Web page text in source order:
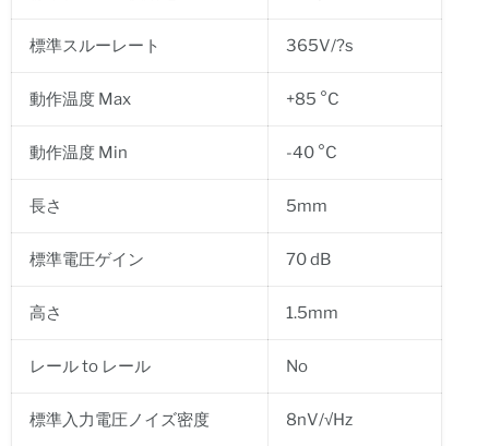
標準スルーレート 365V/?s
動作温度 Max +85 °C
動作温度 Min -40 °C
長さ 5mm
標準電圧ゲイン 70 dB
高さ 1.5mm
レール to レール No
標準入力電圧ノイズ密度 8nV/√Hz